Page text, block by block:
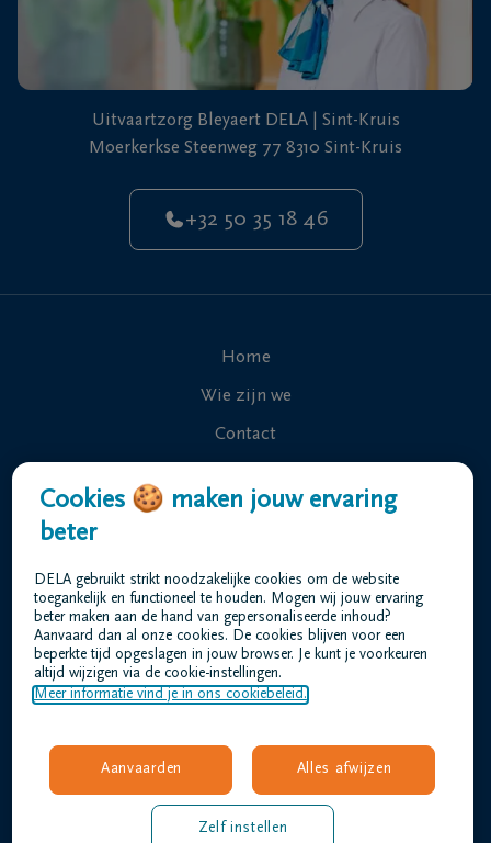
Uitvaartzorg Bleyaert DELA | Sint-Kruis
Moerkerkse Steenweg 77 8310 Sint-Kruis
+32 50 35 18 46
Home
Wie zijn we
Contact
Overlijdensberichten
Veelgestelde vragen
Gebruiksvoorwaarden
Privacyverklaring
Toegankelijkheidsverklaring
bleyaert@dela.be
Cookies 🍪 maken jouw ervaring
beter
DELA gebruikt strikt noodzakelijke cookies om de website
toegankelijk en functioneel te houden. Mogen wij jouw ervaring
beter maken aan de hand van gepersonaliseerde inhoud?
Aanvaard dan al onze cookies. De cookies blijven voor een
beperkte tijd opgeslagen in jouw browser. Je kunt je voorkeuren
altijd wijzigen via de cookie-instellingen.
Meer informatie vind je in ons cookiebeleid.
Aanvaarden Alles afwijzen
Zelf instellen